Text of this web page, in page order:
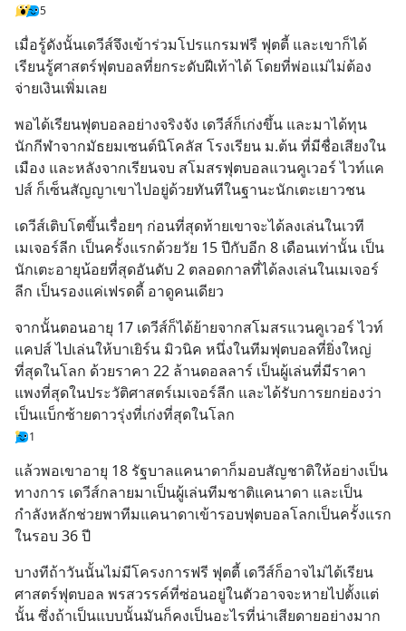
5
เมื่อรู้ดังนั้นเดวีส์จึงเข้าร่วมโปรแกรมฟรี ฟุตตี้ และเขาก็ได้
เรียนรู้ศาสตร์ฟุตบอลที่ยกระดับฝีเท้าได้ โดยที่พ่อแม่ไม่ต้อง
จ่ายเงินเพิ่มเลย
พอได้เรียนฟุตบอลอย่างจริงจัง เดวีส์ก็เก่งขึ้น และมาได้ทุน
นักกีฬาจากมัธยมเซนต์นิโคลัส โรงเรียน ม.ต้น ที่มีชื่อเสียงใน
เมือง และหลังจากเรียนจบ สโมสรฟุตบอลแวนคูเวอร์ ไวท์แค
ปส์ ก็เซ็นสัญญาเขาไปอยู่ด้วยทันทีในฐานะนักเตะเยาวชน
เดวีส์เติบโตขึ้นเรื่อยๆ ก่อนที่สุดท้ายเขาจะได้ลงเล่นในเวที
เมเจอร์ลีก เป็นครั้งแรกด้วยวัย 15 ปีกับอีก 8 เดือนเท่านั้น เป็น
นักเตะอายุน้อยที่สุดอันดับ 2 ตลอดกาลที่ได้ลงเล่นในเมเจอร์
ลีก เป็นรองแค่เฟรดดี้ อาดูคนเดียว
จากนั้นตอนอายุ 17 เดวีส์ก็ได้ย้ายจากสโมสรแวนคูเวอร์ ไวท์
แคปส์ ไปเล่นให้บาเยิร์น มิวนิค หนึ่งในทีมฟุตบอลที่ยิ่งใหญ่
ที่สุดในโลก ด้วยราคา 22 ล้านดอลลาร์ เป็นผู้เล่นที่มีราคา
แพงที่สุดในประวัติศาสตร์เมเจอร์ลีก และได้รับการยกย่องว่า
เป็นแบ็กซ้ายดาวรุ่งที่เก่งที่สุดในโลก
1
แล้วพอเขาอายุ 18 รัฐบาลแคนาดาก็มอบสัญชาติให้อย่างเป็น
ทางการ เดวีส์กลายมาเป็นผู้เล่นทีมชาติแคนาดา และเป็น
กำลังหลักช่วยพาทีมแคนาดาเข้ารอบฟุตบอลโลกเป็นครั้งแรก
ในรอบ 36 ปี
บางทีถ้าวันนั้นไม่มีโครงการฟรี ฟุตตี้ เดวีส์ก็อาจไม่ได้เรียน
ศาสตร์ฟุตบอล พรสวรรค์ที่ซ่อนอยู่ในตัวอาจจะหายไปตั้งแต่
นั้น ซึ่งถ้าเป็นแบบนั้นมันก็คงเป็นอะไรที่น่าเสียดายอย่างมาก